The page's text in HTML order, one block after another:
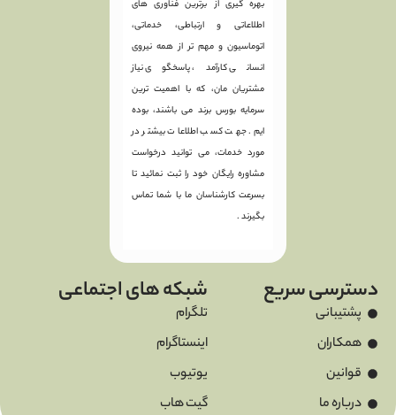
بهره گیری از برترین فناوری های
اطلاعاتی و ارتباطی، خدماتی،
اتوماسیون و مهم تر از همه نیروی
انسانی کارآمد، پاسخگوی نیاز
مشتریان مان، که با اهمیت ترین
سرمایه بورس برند می باشند، بوده
ایم. جهت کسب اطلاعات بیشتر در
مورد خدمات، می توانید درخواست
مشاوره رایگان خود را ثبت نمائید تا
بسرعت کارشناسان ما با شما تماس
بگیرند .
دسترسی سریع
پشتیبانی
همکاران
قوانین
درباره ما
شبکه های اجتماعی
تلگرام
اینستاگرام
یوتیوب
گیت هاب